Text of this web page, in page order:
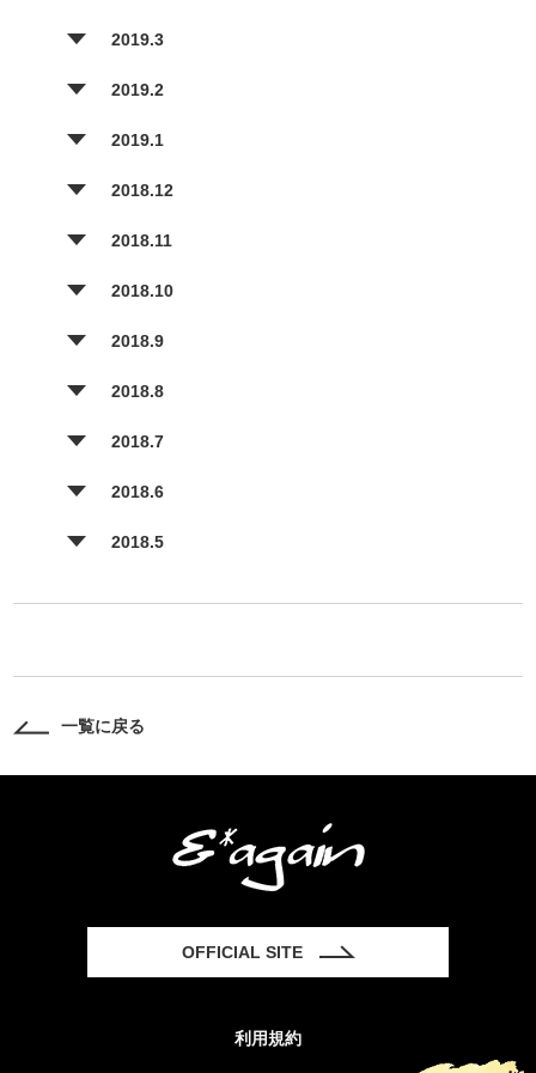
2019.3
2019.2
2019.1
2018.12
2018.11
2018.10
2018.9
2018.8
2018.7
2018.6
2018.5
一覧に戻る
OFFICIAL SITE
利用規約